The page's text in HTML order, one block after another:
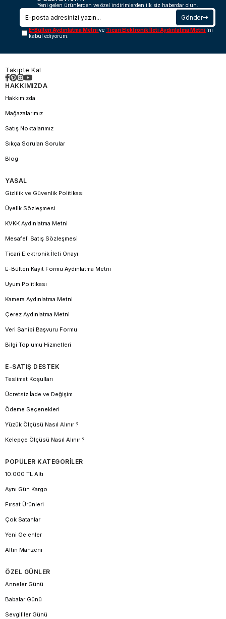
Yeni gelen ürünlerden ve özel indirimlerden ilk siz haberdar olun.
Gönder
E-Bülten Aydınlatma Metnive Ticari Elektronik İleti Aydınlatma Metni 'ni
kabul ediyorum.
Takipte Kal
HAKKIMIZDA
Hakkımızda
Mağazalarımız
Satış Noktalarımız
Sıkça Sorulan Sorular
Blog
YASAL
Gizlilik ve Güvenlik Politikası
Üyelik Sözleşmesi
KVKK Aydınlatma Metni
Mesafeli Satış Sözleşmesi
Ticari Elektronik İleti Onayı
E-Bülten Kayıt Formu Aydınlatma Metni
Uyum Politikası
Kamera Aydınlatma Metni
Çerez Aydınlatma Metni
Veri Sahibi Başvuru Formu
Bilgi Toplumu Hizmetleri
E-SATIŞ DESTEK
Teslimat Koşulları
Ücretsiz İade ve Değişim
Ödeme Seçenekleri
Yüzük Ölçüsü Nasıl Alınır ?
Kelepçe Ölçüsü Nasıl Alınır ?
POPÜLER KATEGORİLER
10.000 TL Altı
Aynı Gün Kargo
Fırsat Ürünleri
Çok Satanlar
Yeni Gelenler
Altın Mahzeni
ÖZEL GÜNLER
Anneler Günü
Babalar Günü
Sevgililer Günü